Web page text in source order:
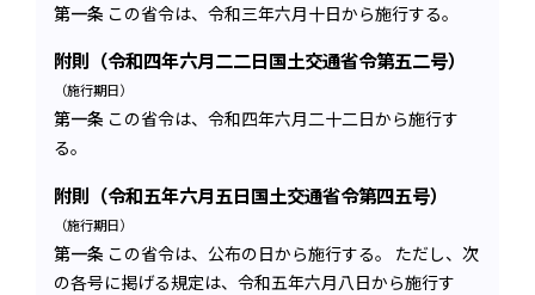
第一条 この省令は、令和三年六月十日から施行する。
附則（令和四年六月二二日国土交通省令第五二号）
（施行期日）
第一条 この省令は、令和四年六月二十二日から施行す
る。
附則（令和五年六月五日国土交通省令第四五号）
（施行期日）
第一条 この省令は、公布の日から施行する。 ただし、次
の各号に掲げる規定は、令和五年六月八日から施行す